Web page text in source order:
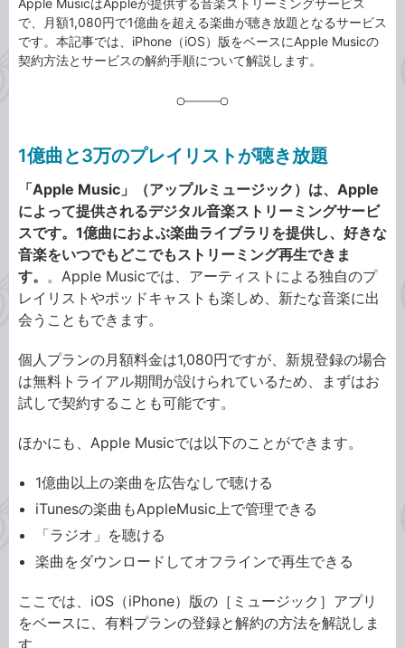
Apple MusicはAppleが提供する音楽ストリーミングサービス
で、月額1,080円で1億曲を超える楽曲が聴き放題となるサービス
です。本記事では、iPhone（iOS）版をベースにApple Musicの
契約方法とサービスの解約手順について解説します。
1億曲と3万のプレイリストが聴き放題
「Apple Music」（アップルミュージック）は、Apple
によって提供されるデジタル音楽ストリーミングサービ
スです。1億曲におよぶ楽曲ライブラリを提供し、好きな
音楽をいつでもどこでもストリーミング再生できま
す。 。Apple Musicでは、アーティストによる独自のプ
レイリストやポッドキャストも楽しめ、新たな音楽に出
会うこともできます。
個人プランの月額料金は1,080円ですが、新規登録の場合
は無料トライアル期間が設けられているため、まずはお
試しで契約することも可能です。
ほかにも、Apple Musicでは以下のことができます。
1億曲以上の楽曲を広告なしで聴ける
iTunesの楽曲もAppleMusic上で管理できる
「ラジオ」を聴ける
楽曲をダウンロードしてオフラインで再生できる
ここでは、iOS（iPhone）版の［ミュージック］アプリ
をベースに、有料プランの登録と解約の方法を解説しま
す。